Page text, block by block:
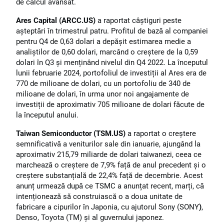
Ares Capital (ARCC.US) a raportat câștiguri peste
așteptări în trimestrul patru. Profitul de bază al companiei
pentru Q4 de 0,63 dolari a depășit estimarea medie a
analiștilor de 0,60 dolari, marcând o creștere de la 0,59
dolari în Q3 și menținând nivelul din Q4 2022. La începutul
lunii februarie 2024, portofoliul de investiții al Ares era de
770 de milioane de dolari, cu un portofoliu de 340 de
milioane de dolari, în urma unor noi angajamente de
investiții de aproximativ 705 milioane de dolari făcute de
la începutul anului.
Taiwan Semiconductor (TSM.US) a raportat o creștere
semnificativă a veniturilor sale din ianuarie, ajungând la
aproximativ 215,79 miliarde de dolari taiwanezi, ceea ce
marchează o creștere de 7,9% față de anul precedent și o
creștere substanțială de 22,4% față de decembrie. Acest
anunț urmează după ce TSMC a anunțat recent, marți, că
intenționează să construiască o a doua unitate de
fabricare a cipurilor în Japonia, cu ajutorul Sony (SONY),
Denso, Toyota (TM) și al guvernului japonez.